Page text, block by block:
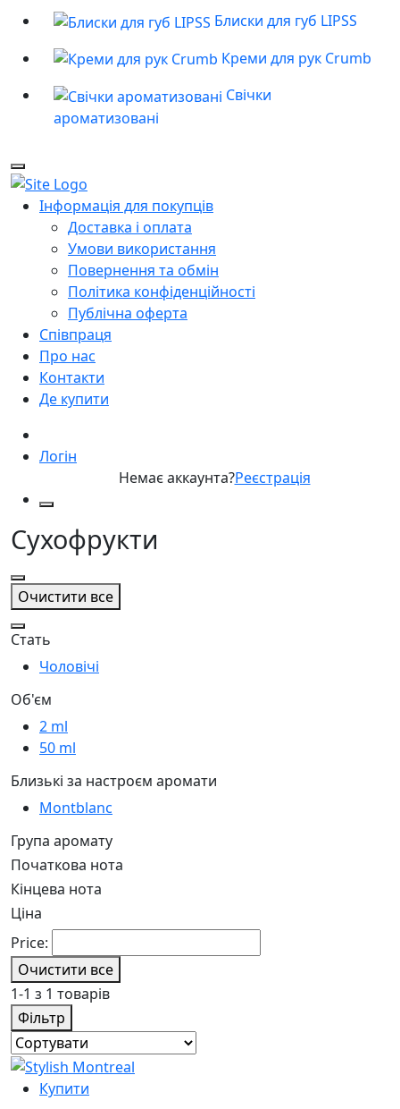
Блиски для губ LIPSS
Креми для рук Crumb
Свічки
ароматизовані
Інформація для покупців
Доставка і оплата
Умови використання
Повернення та обмін
Політика конфіденційності
Публічна оферта
Співпраця
Про нас
Контакти
Де купити
Логін
Немає аккаунта?Реєстрація
Сухофрукти
Очистити все
Стать
Чоловічі
Об'єм
2 ml
50 ml
Близькі за настроєм аромати
Montblanc
Група аромату
Початкова нота
Кінцева нота
Ціна
Price:
Очистити все
1-1 з 1 товарів
Фільтр
Купити